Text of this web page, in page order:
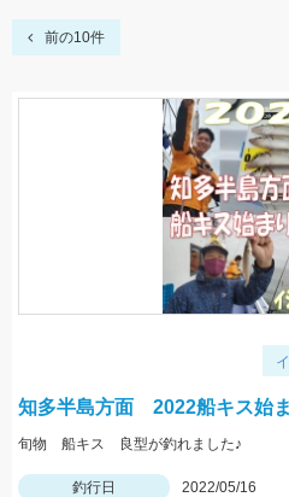
前の10件
知多半島方面 2022船キス始
旬物 船キス 良型が釣れました♪
釣行日
2022/05/16